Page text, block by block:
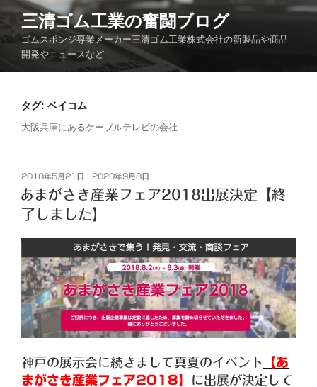
ン
テ
ツ
三清ゴム工業の奮闘ブログ
ゴムスポンジ専業メーカー三清ゴム工業株式会社の新製品や商品
開発やニュースなど
タグ: ベイコム
大阪兵庫にあるケーブルテレビの会社
投
稿
日:
2018年5月21日 2020年9月8日
あまがさき産業フェア2018出展決定【終
了しました】
神戸の展示会に続きまして真夏のイベント
【あ
まがさき産業フェア2018】
に出展が決定して